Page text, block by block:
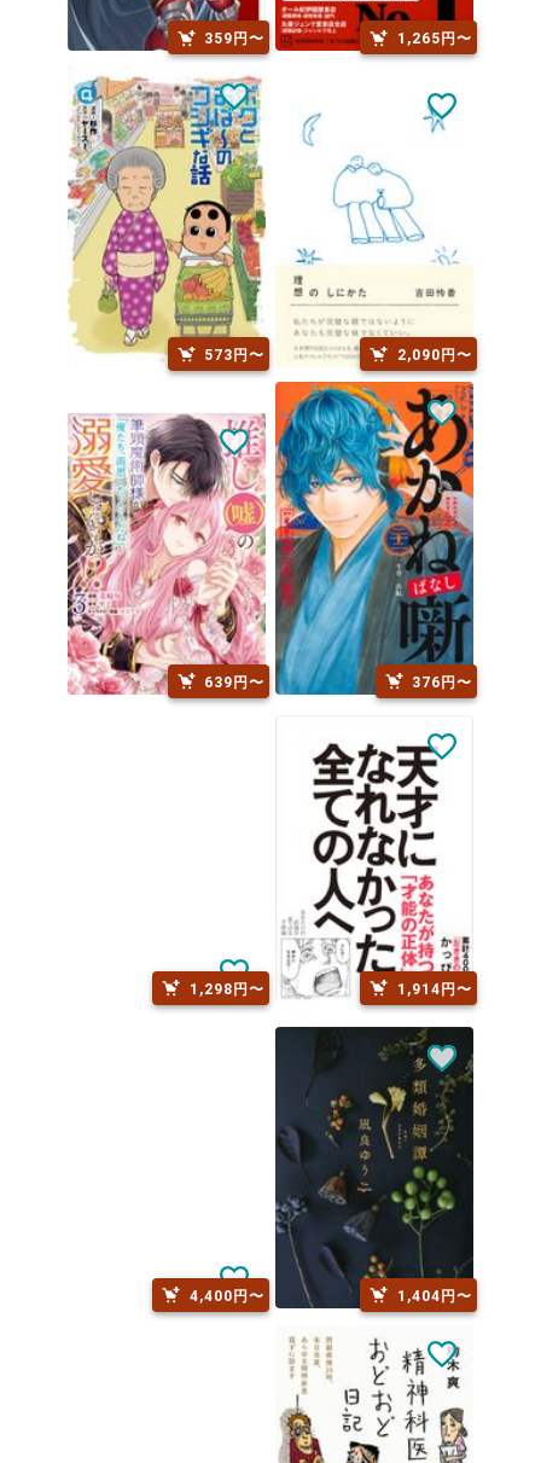
359円〜 1,265円〜
573円〜 2,090円〜
639円〜 376円〜
1,298円〜 1,914円〜
4,400円〜 1,404円〜